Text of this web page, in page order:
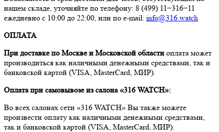
нашем складе, уточняйте по телефону: 8 (499) 11−316−11
ежедневно с 10:00 до 22:00, или по e-mail: info@316.watch
ОПЛАТА
При доставке по Москве и Московской области оплата может
производиться как наличными денежными средствами, так и
банковской картой (VISA, MasterCard, МИР).
Оплата при самовывозе из салона «316 WATCH»:
Во всех салонах сети «316 WATCH» Вы также можете
произвести оплату как наличными денежными средствами,
так и банковской картой (VISA, MasterCard, МИР).